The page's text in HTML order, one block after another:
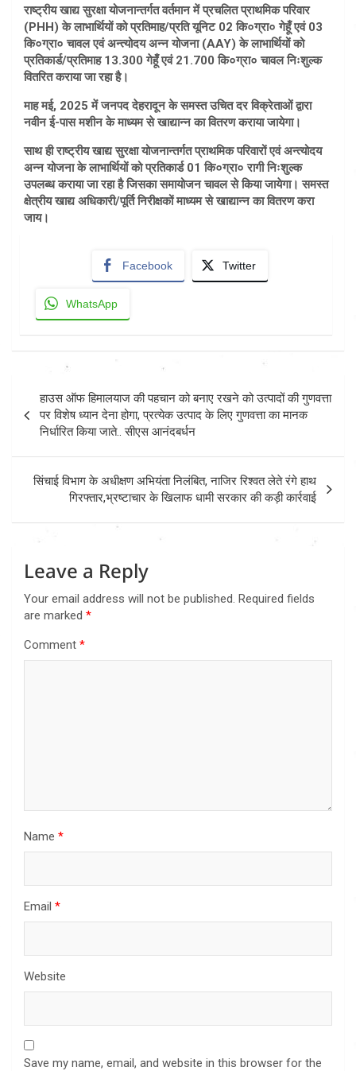
राष्ट्रीय खाद्य सुरक्षा योजनान्तर्गत वर्तमान में प्रचलित प्राथमिक परिवार
(PHH) के लाभार्थियों को प्रतिमाह/प्रति यूनिट 02 कि०ग्रा० गेहूँ एवं 03
कि०ग्रा० चावल एवं अन्त्योदय अन्न योजना (AAY) के लाभार्थियों को
प्रतिकार्ड/प्रतिमाह 13.300 गेहूँ एवं 21.700 कि०ग्रा० चावल निःशुल्क
वितरित कराया जा रहा है।
माह मई, 2025 में जनपद देहरादून के समस्त उचित दर विक्रेताओं द्वारा
नवीन ई-पास मशीन के माध्यम से खाद्यान्न का वितरण कराया जायेगा।
साथ ही राष्ट्रीय खाद्य सुरक्षा योजनान्तर्गत प्राथमिक परिवारों एवं अन्त्योदय
अन्न योजना के लाभार्थियों को प्रतिकार्ड 01 कि०ग्रा० रागी निःशुल्क
उपलब्ध कराया जा रहा है जिसका समायोजन चावल से किया जायेगा। समस्त
क्षेत्रीय खाद्य अधिकारी/पूर्ति निरीक्षकों माध्यम से खाद्यान्न का वितरण करा
जाय।
Facebook Twitter
WhatsApp
navigation
हाउस ऑफ हिमालयाज की पहचान को बनाए रखने को उत्पादों की गुणवत्ता
पर विशेष ध्यान देना होगा, प्रत्येक उत्पाद के लिए गुणवत्ता का मानक
निर्धारित किया जाते.. सीएस आनंदबर्धन
सिंचाई विभाग के अधीक्षण अभियंता निलंबित, नाजिर रिश्वत लेते रंगे हाथ
गिरफ्तार,भ्रष्टाचार के खिलाफ धामी सरकार की कड़ी कार्रवाई
Leave a Reply
Your email address will not be published. Required fields
are marked *
Comment *
Name *
Email *
Website
Save my name, email, and website in this browser for the